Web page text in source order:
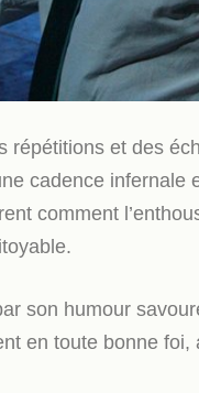
répétitions et des
cadence infernale
comment
son humour
en toute bonne